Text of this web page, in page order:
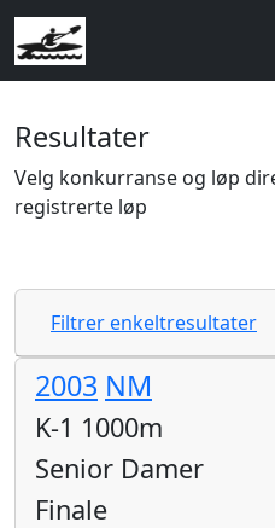
Resultater
Velg konkurranse og løp
registrerte løp
Filtrer enkeltresultater
2003 NM
K-1 1000m
Senior Damer
Finale